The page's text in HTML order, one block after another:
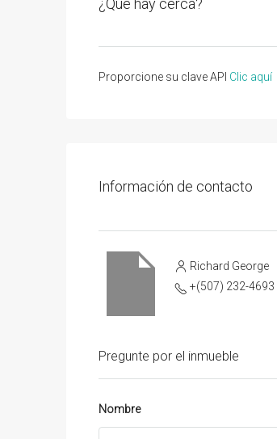
¿Qué hay cerca?
Proporcione su clave API Clic aquí
Información de contacto
Richard George
+(507) 232-4693
Pregunte por el inmueble
Nombre